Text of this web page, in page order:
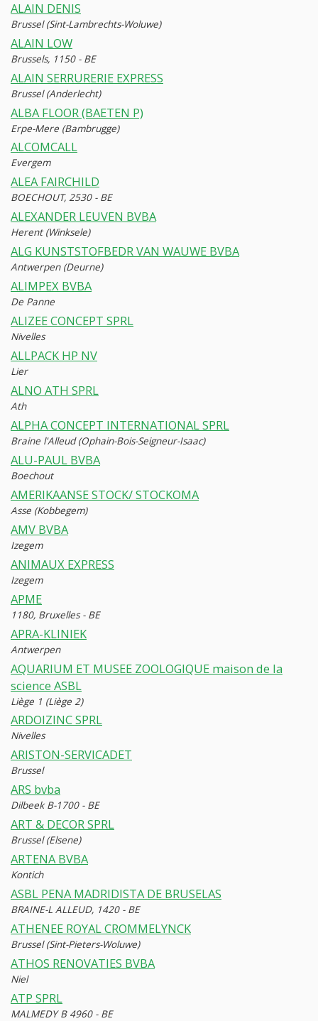
ALAIN DENIS
Brussel (Sint-Lambrechts-Woluwe)
ALAIN LOW
Brussels, 1150 - BE
ALAIN SERRURERIE EXPRESS
Brussel (Anderlecht)
ALBA FLOOR (BAETEN P)
Erpe-Mere (Bambrugge)
ALCOMCALL
Evergem
ALEA FAIRCHILD
BOECHOUT, 2530 - BE
ALEXANDER LEUVEN BVBA
Herent (Winksele)
ALG KUNSTSTOFBEDR VAN WAUWE BVBA
Antwerpen (Deurne)
ALIMPEX BVBA
De Panne
ALIZEE CONCEPT SPRL
Nivelles
ALLPACK HP NV
Lier
ALNO ATH SPRL
Ath
ALPHA CONCEPT INTERNATIONAL SPRL
Braine l'Alleud (Ophain-Bois-Seigneur-Isaac)
ALU-PAUL BVBA
Boechout
AMERIKAANSE STOCK/ STOCKOMA
Asse (Kobbegem)
AMV BVBA
Izegem
ANIMAUX EXPRESS
Izegem
APME
1180, Bruxelles - BE
APRA-KLINIEK
Antwerpen
AQUARIUM ET MUSEE ZOOLOGIQUE maison de la
science ASBL
Liège 1 (Liège 2)
ARDOIZINC SPRL
Nivelles
ARISTON-SERVICADET
Brussel
ARS bvba
Dilbeek B-1700 - BE
ART & DECOR SPRL
Brussel (Elsene)
ARTENA BVBA
Kontich
ASBL PENA MADRIDISTA DE BRUSELAS
BRAINE-L ALLEUD, 1420 - BE
ATHENEE ROYAL CROMMELYNCK
Brussel (Sint-Pieters-Woluwe)
ATHOS RENOVATIES BVBA
Niel
ATP SPRL
MALMEDY B 4960 - BE